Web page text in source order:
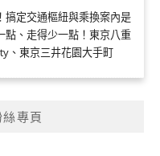
搞定交通樞紐與乘換案內是
點、走得少一點！東京八重
、東京三井花園大手町
專頁